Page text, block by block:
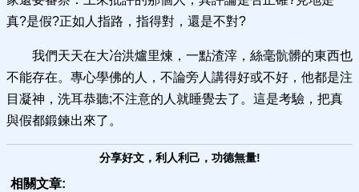
真?是假?正如人指路，指得對，還是不對?
我們天天在大冶洪爐里煉，一點渣滓，絲毫骯髒的東西也
不能存在。專心學佛的人，不論旁人講得好或不好，他都是注
目凝神，洗耳恭聽;不注意的人就睡覺去了。這是考驗，把真
與假都鍛鍊出來了。
分享好文，利人利己，功德無量!
相關文章: